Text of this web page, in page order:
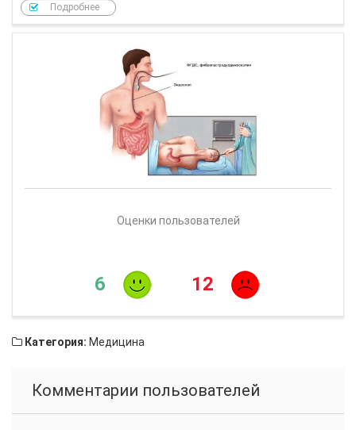
Подробнее
Оценки пользователей
6 12
Категория: Медицина
Комментарии пользователей